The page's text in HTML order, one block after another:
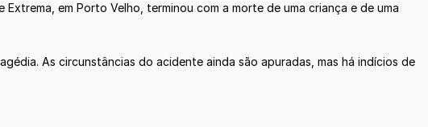
em Porto Velho, terminou com a morte de uma criança e de uma
As circunstâncias do acidente ainda são apuradas, mas há indícios de